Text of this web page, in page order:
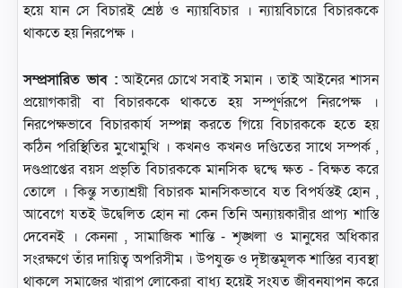
হয়ে যান সে বিচারই শ্রেষ্ঠ ও ন্যায়বিচার । ন্যায়বিচারে বিচারককে
থাকতে হয় নিরপেক্ষ ।
সম্প্রসারিত ভাব :আইনের চোখে সবাই সমান । তাই আইনের শাসন
প্রয়োগকারী বা বিচারককে থাকতে হয় সম্পূর্ণরূপে নিরপেক্ষ ।
নিরপেক্ষভাবে বিচারকার্য সম্পন্ন করতে গিয়ে বিচারককে হতে হয়
কঠিন পরিস্থিতির মুখোমুখি । কখনও কখনও দণ্ডিতের সাথে সম্পর্ক ,
দণ্ডপ্রাপ্তের বয়স প্রভৃতি বিচারককে মানসিক দ্বন্দ্বে ক্ষত - বিক্ষত করে
তোলে । কিন্তু সত্যাশ্রয়ী বিচারক মানসিকভাবে যত বিপর্যস্তই হোন ,
আবেগে যতই উদ্বেলিত হোন না কেন তিনি অন্যায়কারীর প্রাপ্য শাস্তি
দেবেনই । কেননা , সামাজিক শান্তি - শৃঙ্খলা ও মানুষের অধিকার
সংরক্ষণে তাঁর দায়িত্ব অপরিসীম । উপযুক্ত ও দৃষ্টান্তমূলক শাস্তির ব্যবস্থা
থাকলে সমাজের খারাপ লোকেরা বাধ্য হয়েই সংযত জীবনযাপন করে